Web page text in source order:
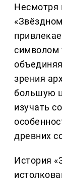
Несмотря
символом
зрения
большую
изучать
древних
История